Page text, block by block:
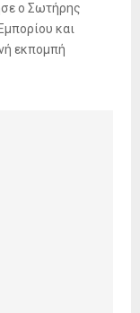
ο Σωτήρης
και
εκπομπή